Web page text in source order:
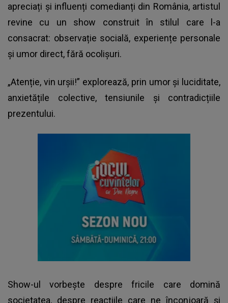
apreciați și influenți comedianți din România, artistul
revine cu un show construit în stilul care l-a
consacrat: observație socială, experiențe personale
și umor direct, fără ocolișuri.
„Atenție, vin urșii!” explorează, prin umor și luciditate,
anxietățile colective, tensiunile și contradicțiile
prezentului.
Show-ul vorbește despre fricile care domină
societatea, despre reacțiile care ne înconjoară și